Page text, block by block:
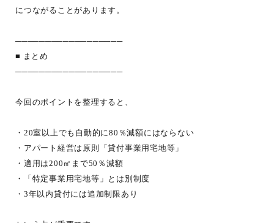
につながることがあります。
──────────────────
■ まとめ
──────────────────
今回のポイントを整理すると、
・20室以上でも自動的に80％減額にはならない
・アパート経営は原則「貸付事業用宅地等」
・適用は200㎡まで50％減額
・「特定事業用宅地等」とは別制度
・3年以内貸付には追加制限あり